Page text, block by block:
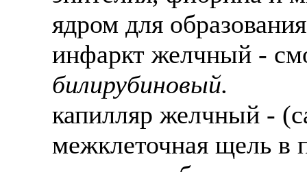
ядром для
инфаркт желчный -
билирубиновый.
капилляр желчный -
межклеточная щель в